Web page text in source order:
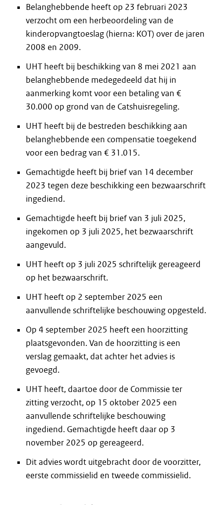
Belanghebbende heeft op 23 februari 2023
verzocht om een herbeoordeling van de
kinderopvangtoeslag (hierna: KOT) over de jaren
2008 en 2009.
UHT heeft bij beschikking van 8 mei 2021 aan
belanghebbende medegedeeld dat hij in
aanmerking komt voor een betaling van €
30.000 op grond van de Catshuisregeling.
UHT heeft bij de bestreden beschikking aan
belanghebbende een compensatie toegekend
voor een bedrag van € 31.015.
Gemachtigde heeft bij brief van 14 december
2023 tegen deze beschikking een bezwaarschrift
ingediend.
Gemachtigde heeft bij brief van 3 juli 2025,
ingekomen op 3 juli 2025, het bezwaarschrift
aangevuld.
UHT heeft op 3 juli 2025 schriftelijk gereageerd
op het bezwaarschrift.
UHT heeft op 2 september 2025 een
aanvullende schriftelijke beschouwing opgesteld.
Op 4 september 2025 heeft een hoorzitting
plaatsgevonden. Van de hoorzitting is een
verslag gemaakt, dat achter het advies is
gevoegd.
UHT heeft, daartoe door de Commissie ter
zitting verzocht, op 15 oktober 2025 een
aanvullende schriftelijke beschouwing
ingediend. Gemachtigde heeft daar op 3
november 2025 op gereageerd.
Dit advies wordt uitgebracht door de voorzitter,
eerste commissielid en tweede commissielid.